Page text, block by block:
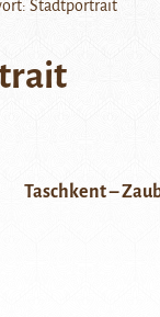
Stadtportrait
Taschkent –